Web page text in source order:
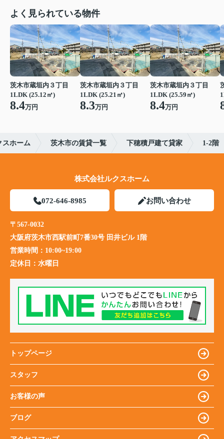
よく見られている物件
茨木市蔵垣内３丁目
1LDK (25.12㎡)
8.4万円
茨木市蔵垣内３丁目
1LDK (25.21㎡)
8.3万円
茨木市蔵垣内３丁目
1LDK (25.59㎡)
8.4万円
スホーム 茨木市の賃貸一覧 下穂積戸建て貸家 1-2階
株式会社ルクスホーム
072-646-8985 お問い合わせ
〒567-0032
大阪府茨木市西駅前町7番30号 田井ビル 1階
営業時間： 10:00~19:00
定休日： 水曜日
トップページ
スタッフ
お客様の声
ブログ